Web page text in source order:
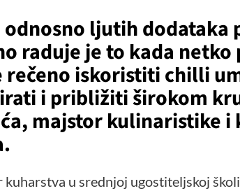
ljutih dodataka
raduje je to kada
iskoristiti chilli
i približiti širokom
majstor kulinaristike
u srednjoj ugostiteljskoj